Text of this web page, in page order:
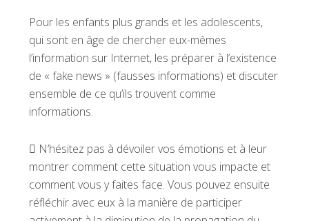
Pour les enfants plus grands et les adolescents,
qui sont en âge de chercher eux-mêmes
l’information sur Internet, les préparer à l’existence
de « fake news » (fausses informations) et discuter
ensemble de ce qu’ils trouvent comme
informations.
 N’hésitez pas à dévoiler vos émotions et à leur
montrer comment cette situation vous impacte et
comment vous y faites face. Vous pouvez ensuite
réfléchir avec eux à la manière de participer